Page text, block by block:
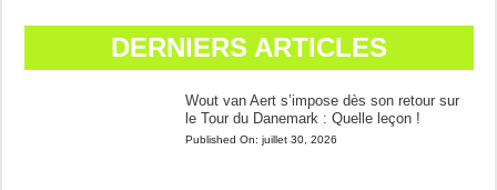
DERNIERS ARTICLES
Wout van Aert s’impose dès son retour sur
le Tour du Danemark : Quelle leçon !
Published On: juillet 30, 2026